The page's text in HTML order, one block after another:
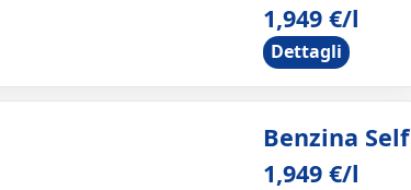
1,949 €/l
Dettagli
Benzina Self
1,949 €/l